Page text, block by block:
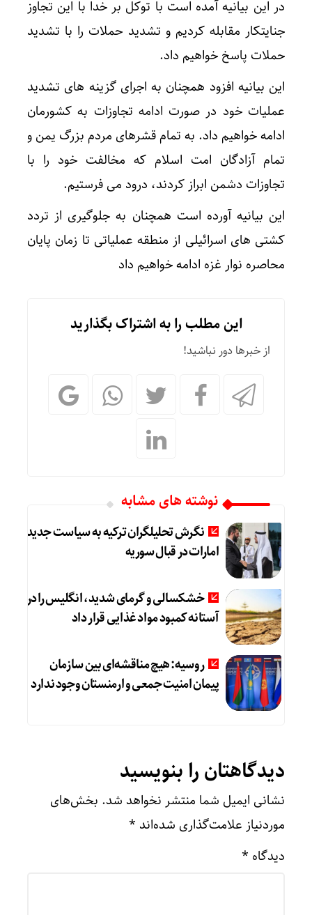
در این بیانیه آمده است با توکل بر خدا با این تجاوز
جنایتکار مقابله کردیم و تشدید حملات را با تشدید
حملات پاسخ خواهیم داد.
این بیانیه افزود همچنان به اجرای گزینه های تشدید
عملیات خود در صورت ادامه تجاوزات به کشورمان
ادامه خواهیم داد. به تمام قشرهای مردم بزرگ یمن و
تمام آزادگان امت اسلام که مخالفت خود را با
تجاوزات دشمن ابراز کردند، درود می فرستیم.
این بیانیه آورده است همچنان به جلوگیری از تردد
کشتی های اسرائیلی از منطقه عملیاتی تا زمان پایان
محاصره نوار غزه ادامه خواهیم داد
این مطلب را به اشتراک بگذارید
از خبرها دور نباشید!
نوشته های مشابه
نگرش تحلیلگران ترکیه به سیاست جدید
امارات در قبال سوریه
خشکسالی و گرمای شدید، انگلیس را در
آستانه کمبود مواد غذایی قرار داد
روسیه: هیچ مناقشه‌ای بین سازمان
پیمان امنیت جمعی و ارمنستان وجود ندارد
دیدگاهتان را بنویسید
نشانی ایمیل شما منتشر نخواهد شد. بخش‌های
موردنیاز علامت‌گذاری شده‌اند *
دیدگاه *